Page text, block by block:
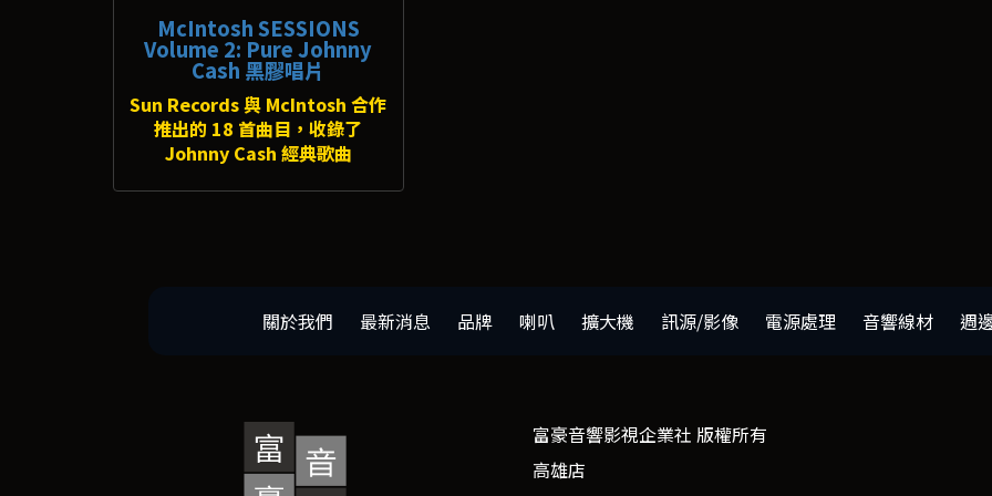
McIntosh SESSIONS
Volume 2: Pure Johnny
Cash 黑膠唱片
Sun Records 與 McIntosh 合作
推出的 18 首曲目，收錄了
Johnny Cash 經典歌曲
關於我們 最新消息 品牌 喇叭 擴大機 訊源/影像 電源處理 音響線材 週
富豪音響影視企業社 版權所有
高雄店